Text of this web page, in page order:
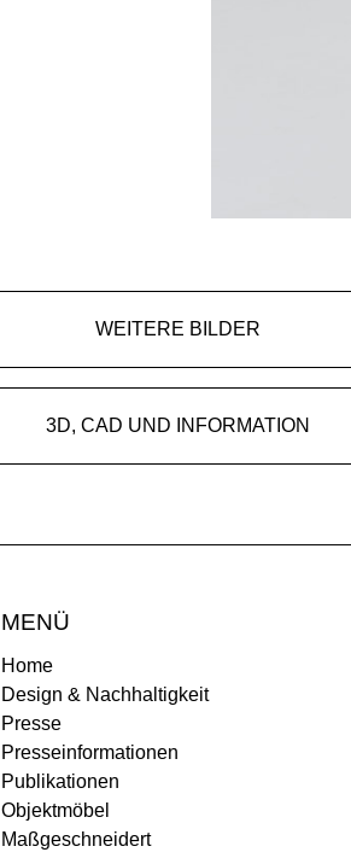
WEITERE BILDER
3D, CAD UND INFORMATION
MENÜ
Home
Design & Nachhaltigkeit
Presse
Presseinformationen
Publikationen
Objektmöbel
Maßgeschneidert